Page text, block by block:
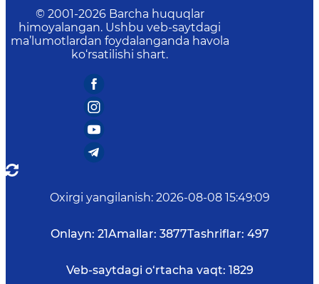
© 2001-2026 Barcha huquqlar
himoyalangan. Ushbu veb-saytdagi
ma’lumotlardan foydalanganda havola
ko‘rsatilishi shart.
Oxirgi yangilanish: 2026-08-08 15:49:09
Onlayn: 21Amallar: 3877Tashriflar: 497
Veb-saytdagi o‘rtacha vaqt: 1829